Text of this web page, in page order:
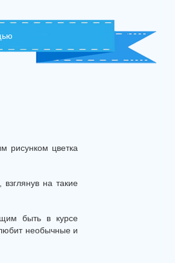
рисунком цветка
на такие
быть в курсе
необычные и